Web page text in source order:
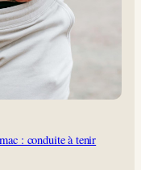
: conduite à tenir